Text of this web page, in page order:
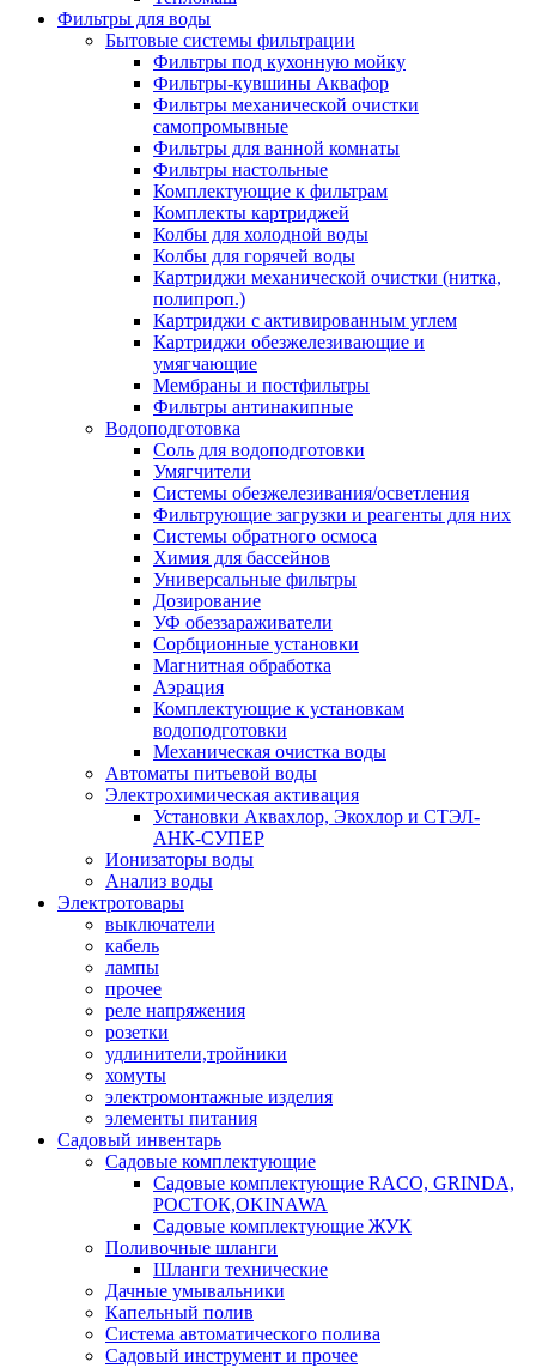
Фильтры для воды
Бытовые системы фильтрации
Фильтры под кухонную мойку
Фильтры-кувшины Аквафор
Фильтры механической очистки
самопромывные
Фильтры для ванной комнаты
Фильтры настольные
Комплектующие к фильтрам
Комплекты картриджей
Колбы для холодной воды
Колбы для горячей воды
Картриджи механической очистки (нитка,
полипроп.)
Картриджи с активированным углем
Картриджи обезжелезивающие и
умягчающие
Мембраны и постфильтры
Фильтры антинакипные
Водоподготовка
Соль для водоподготовки
Умягчители
Системы обезжелезивания/осветления
Фильтрующие загрузки и реагенты для них
Системы обратного осмоса
Химия для бассейнов
Универсальные фильтры
Дозирование
УФ обеззараживатели
Сорбционные установки
Магнитная обработка
Аэрация
Комплектующие к установкам
водоподготовки
Механическая очистка воды
Автоматы питьевой воды
Электрохимическая активация
Установки Аквахлор, Экохлор и СТЭЛ-
АНК-СУПЕР
Ионизаторы воды
Анализ воды
Электротовары
выключатели
кабель
лампы
прочее
реле напряжения
розетки
удлинители,тройники
хомуты
электромонтажные изделия
элементы питания
Садовый инвентарь
Садовые комплектующие
Садовые комплектующие RACO, GRINDA,
РОСТОК,OKINAWA
Садовые комплектующие ЖУК
Поливочные шланги
Шланги технические
Дачные умывальники
Капельный полив
Система автоматического полива
Садовый инструмент и прочее